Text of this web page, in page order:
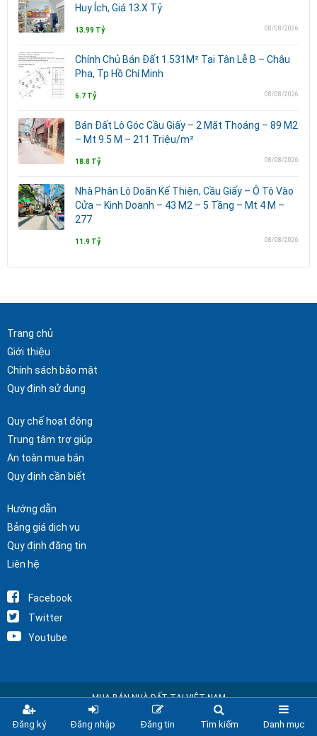
Đăng ký Đăng nhập Đăng tin Tìm kiếm Danh mục
Huy Ích, Giá 13.X Tỷ
13.99 Tỷ 08/08/2026
Chính Chủ Bán Đất 1.531M² Tại Tân Lễ B – Châu
Pha, Tp Hồ Chí Minh
6.7 Tỷ 08/08/2026
Bán Đất Lô Góc Cầu Giấy – 2 Mặt Thoáng – 89 M2
– Mt 9.5 M – 211 Triệu/m²
18.8 Tỷ 08/08/2026
Nhà Phân Lô Doãn Kế Thiện, Cầu Giấy – Ô Tô Vào
Cửa – Kinh Doanh – 43 M2 – 5 Tầng – Mt 4 M –
277
11.9 Tỷ 08/08/2026
Trang chủ
Giới thiệu
Chính sách bảo mật
Quy định sử dụng
Quy chế hoạt động
Trung tâm trợ giúp
An toàn mua bán
Quy định cần biết
Hướng dẫn
Bảng giá dịch vụ
Quy định đăng tin
Liên hệ
Facebook
Twitter
Youtube
MUA BÁN NHÀ ĐẤT TẠI VIỆT NAM
Copyright © 2025 Nhà Đất Alo